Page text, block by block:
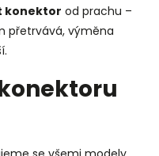
konektor od prachu –
přetrvává, výměna